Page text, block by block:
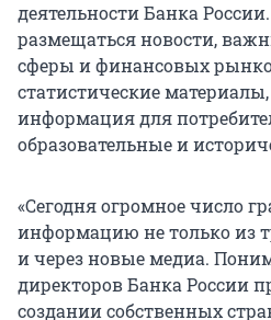
деятельности Банка
размещаться новости,
сферы и финансовых
статистические
информация для
образовательные и
«Сегодня огромное число
информацию не только из
и через новые медиа.
директоров Банка России
создании собственных